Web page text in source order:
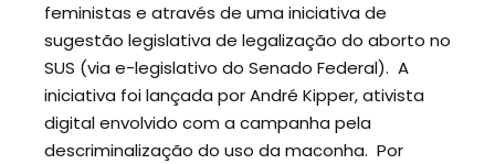
feministas e através de uma iniciativa de
sugestão legislativa de legalização do aborto no
SUS (via e-legislativo do Senado Federal). A
iniciativa foi lançada por André Kipper, ativista
digital envolvido com a campanha pela
descriminalização do uso da maconha. Por